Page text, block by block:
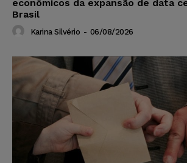
econômicos da expansão de data
Brasil
Karina Silvério - 06/08/2026